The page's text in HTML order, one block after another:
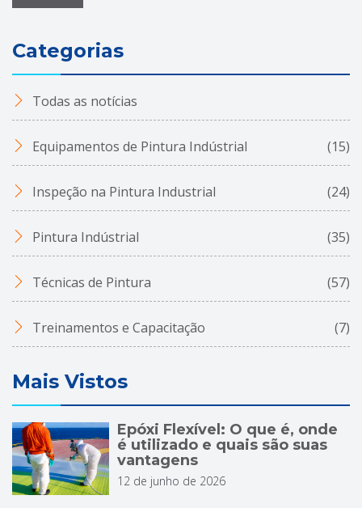
Categorias
Todas as notícias
Equipamentos de Pintura Indústrial (15)
Inspeção na Pintura Industrial (24)
Pintura Indústrial (35)
Técnicas de Pintura (57)
Treinamentos e Capacitação (7)
Mais Vistos
Epóxi Flexível: O que é, onde
é utilizado e quais são suas
vantagens
12 de junho de 2026